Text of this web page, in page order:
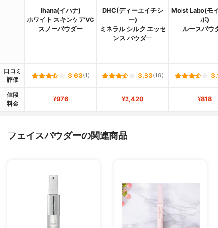
ihana(イハナ)
ホワイト スキンケアVC
スノーパウダー
DHC(ディーエイチシ
ー)
ミネラル シルク エッセ
ンス パウダー
Moist Labo(モ
ボ)
ルースパウ
口コミ
評価
3.63(1) 3.63(19)
値段
料金
¥976 ¥2,420 ¥818
フェイスパウダーの関連商品